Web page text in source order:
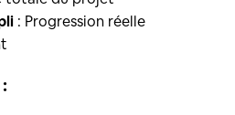
: Progression réelle